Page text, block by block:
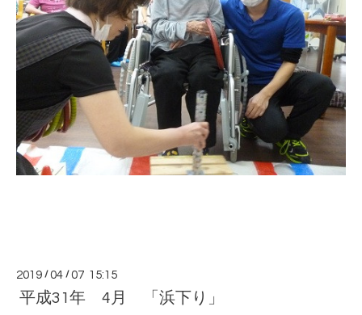
2019 /04 /07 15:15
平成31年 4月 「浜下り」